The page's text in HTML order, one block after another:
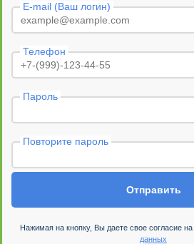
E-mail (Ваш логин)
Телефон
Пароль
Повторите пароль
Отправить
Нажимая на кнопку, Вы даете свое согласие на
данных